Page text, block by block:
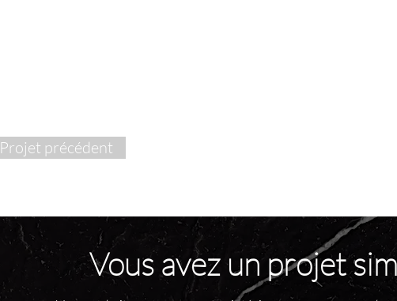
Projet précédent
Vous avez un projet